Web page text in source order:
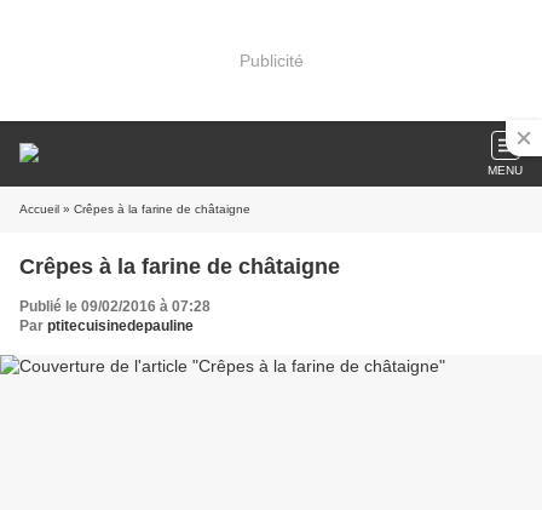
Publicité
MENU
Accueil » Crêpes à la farine de châtaigne
Crêpes à la farine de châtaigne
Publié le 09/02/2016 à 07:28
Par ptitecuisinedepauline